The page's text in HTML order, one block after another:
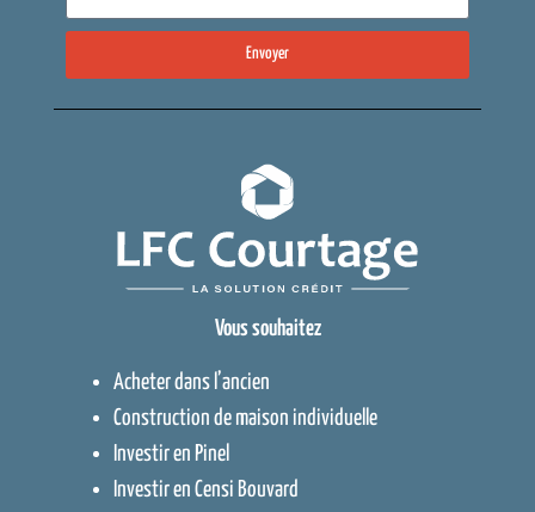
Envoyer
Vous souhaitez
Acheter dans l’ancien
Construction de maison individuelle
Investir en Pinel
Investir en Censi Bouvard